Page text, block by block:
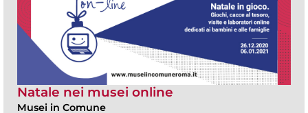
Natale nei musei online
Musei in Comune